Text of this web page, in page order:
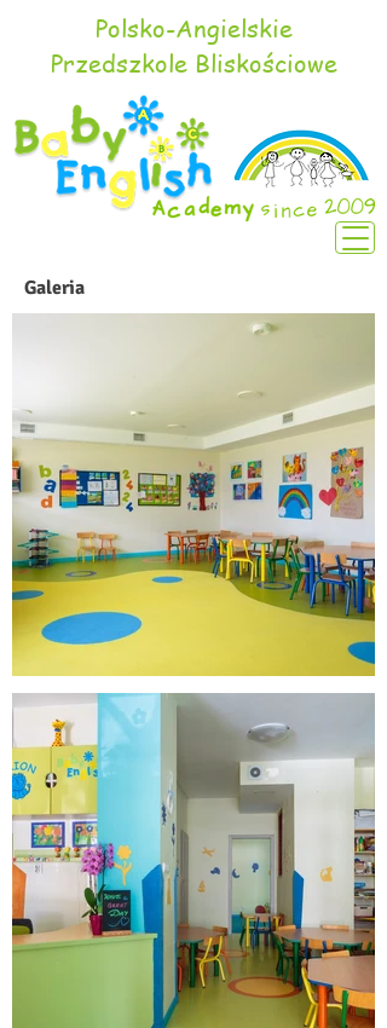
Polsko-Angielskie
Przedszkole Bliskościowe
Galeria